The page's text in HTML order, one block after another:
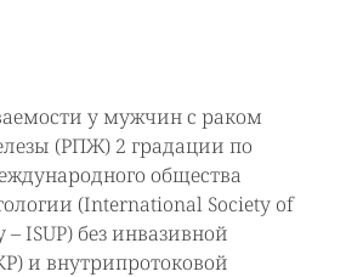
у мужчин с раком
(РПЖ) 2 градации по
общества
(International Society of
ISUP) без инвазивной
и внутрипротоковой